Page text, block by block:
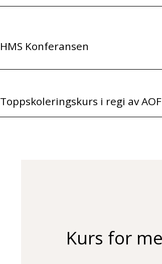
HMS Konferansen
Toppskoleringskurs i regi av AOF
Kurs for